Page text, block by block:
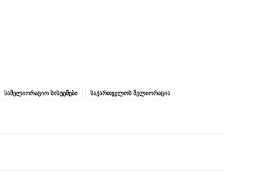
სამელიორაციო სისტემები
საქართველოს მელიორაცია